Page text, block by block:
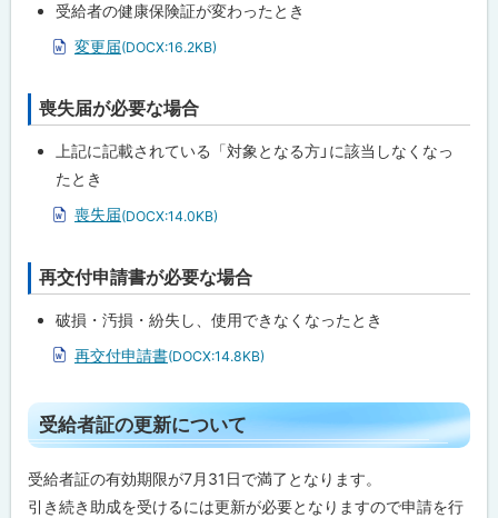
受給者の健康保険証が変わったとき
変更届(DOCX:16.2KB)
ト喪失届が必要な場合
上記に記載されている「対象となる方」に該当しなくなっ
たとき
喪失届(DOCX:14.0KB)
ト
る
再交付申請書が必要な場合
破損・汚損・紛失し、使用できなくなったとき
再交付申請書(DOCX:14.8KB)
ト
ッ
プ
に
受給者証の更新について
受給者証の有効期限が7月31日で満了となります。
引き続き助成を受けるには更新が必要となりますので申請を行